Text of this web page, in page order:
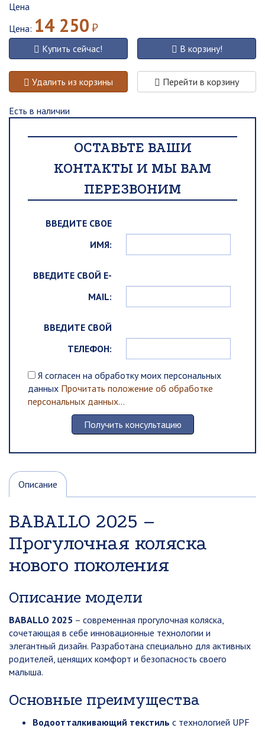
Цена
Цена: 14 250₽
В корзину!
Купить сейчас!
Перейти в корзину
Удалить из корзины
Есть в наличии
ОСТАВЬТЕ ВАШИ
КОНТАКТЫ И МЫ ВАМ
ПЕРЕЗВОНИМ
ВВЕДИТЕ СВОЕ
ИМЯ:
ВВЕДИТЕ СВОЙ E-
MAIL:
ВВЕДИТЕ СВОЙ
ТЕЛЕФОН:
Я согласен на обработку моих персональных
данных Прочитать положение об обработке
персональных данных...
Описание
BABALLO 2025 –
Прогулочная коляска
нового поколения
Описание модели
BABALLO 2025 – современная прогулочная коляска,
сочетающая в себе инновационные технологии и
элегантный дизайн. Разработана специально для активных
родителей, ценящих комфорт и безопасность своего
малыша.
Основные преимущества
Водоотталкивающий текстиль с технологией UPF